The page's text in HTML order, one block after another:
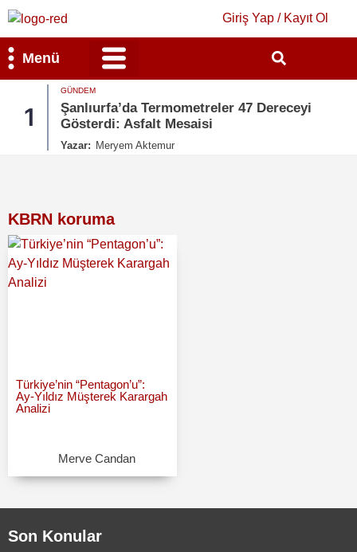
Giriş Yap / Kayıt Ol
Menü
1
GÜNDEM
Şanlıurfa’da Termometreler 47 Dereceyi
Gösterdi: Asfalt Mesaisi
Yazar: Meryem Aktemur
KBRN koruma
Türkiye’nin “Pentagon’u”:
Ay‑Yıldız Müşterek Karargah
Analizi
Merve Candan
Son Konular